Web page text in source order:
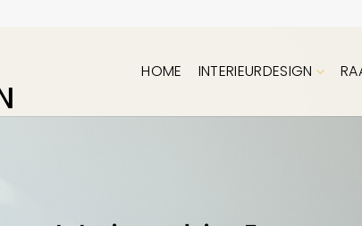
HOME INTERIEURDESIGN